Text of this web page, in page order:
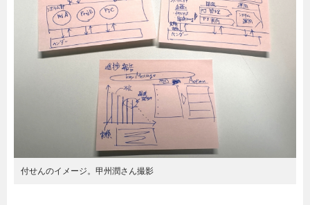
付せんのイメージ。甲州潤さん撮影